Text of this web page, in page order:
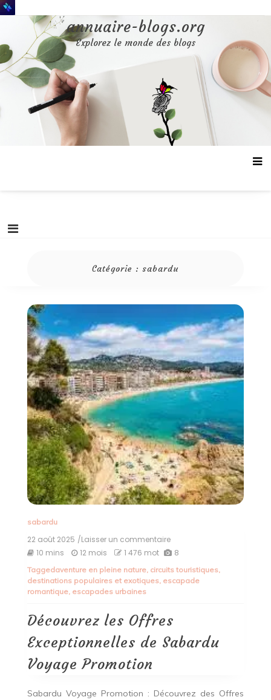
Aller
au
annuaire-blogs.org
Explorez le monde des blogs
Catégorie :sabardu
sabardu
22 août 2025 /Laisser un commentaireon
Découvrez
Offres
Exceptionnelles
Promotion
10 mins 12 mois 1 476 mot 8
Taggedaventure en pleine nature, circuits touristiques,
destinations populaires et exotiques, escapade
romantique, escapades urbaines
Découvrez les Offres
Exceptionnelles de Sabardu
Voyage Promotion
Sabardu Voyage Promotion : Découvrez des Offres